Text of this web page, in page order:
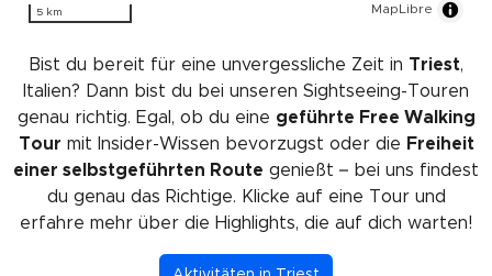
5 km MapLibre
Bist du bereit für eine unvergessliche Zeit in Triest,
Italien? Dann bist du bei unseren Sightseeing-Touren
genau richtig. Egal, ob du eine geführte Free Walking
Tour mit Insider-Wissen bevorzugst oder die Freiheit
einer selbstgeführten Route genießt – bei uns findest
du genau das Richtige. Klicke auf eine Tour und
erfahre mehr über die Highlights, die auf dich warten!